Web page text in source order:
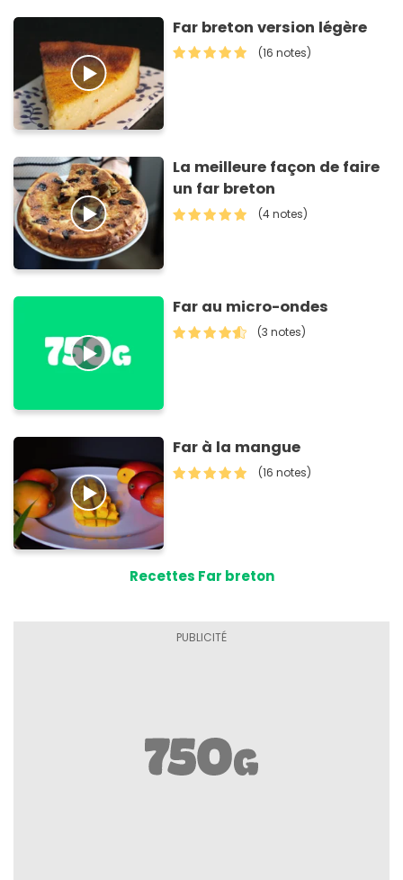
Far breton version légère
(16 notes)
La meilleure façon de faire
un far breton
(4 notes)
Far au micro-ondes
(3 notes)
Far à la mangue
(16 notes)
Recettes Far breton